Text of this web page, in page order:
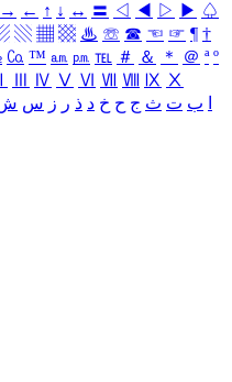
→ ← ↑ ↓ ↔ 〓 ◁ ◀ ▷ ▶ ♤
▧ ▦ ▩ ♨ ☏ ☎ ☜ ☞ ¶ †
㏇ ™ ㏂ ㏘ ℡ ＃ ＆ ＊ ＠ ª º
Ⅳ Ⅴ Ⅵ Ⅶ Ⅷ Ⅸ Ⅹ
ب ت ث ج ح خ د ذ ر ز س